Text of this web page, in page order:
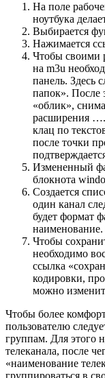
На поле
ноутбука
Выбирается
Нажимается
Чтобы своими
на m3u
панель. Здесь
папок». После
«облик»,
расширения
клац по
после точки
Измененный
блокнота
Создается
один канал
будет формат
Чтобы
необходимо
ссылка
кодировки,
можно
Чтобы более
пользователю
группам. Для этого
телеканала, после
«наименование